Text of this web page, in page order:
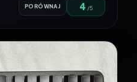
PORÓWNAJ 4 /5